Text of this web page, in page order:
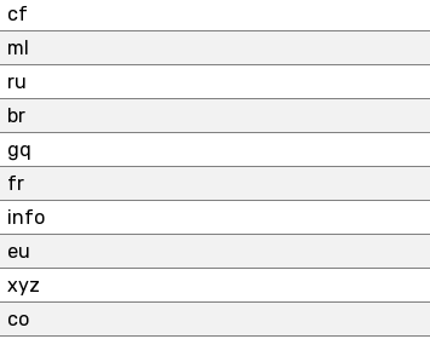
cf
ml
ru
br
gq
fr
info
eu
xyz
co